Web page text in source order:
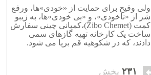
ولی وقیح برای حمایت از «خودی»ها، ورفع
شر از «ناخودی»، و «بی خودی»ها، به زیبو
کمت (‪(‬Zibo Chemet،کمپانی چینی سفارش
ساخت یک کارخانه تهیه گازهای سمی
دادند، که در شکوهیه قم برپا می شود.
۲۳۱ پخش